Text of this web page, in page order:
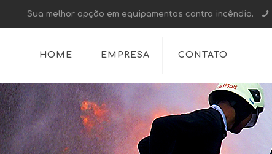
Sua melhor opção em equipamentos contra incêndio.
HOME EMPRESA CONTATO